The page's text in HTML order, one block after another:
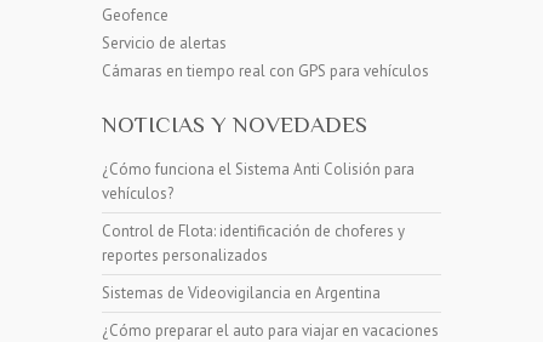
Geofence
Servicio de alertas
Cámaras en tiempo real con GPS para vehículos
NOTICIAS Y NOVEDADES
¿Cómo funciona el Sistema Anti Colisión para
vehículos?
Control de Flota: identificación de choferes y
reportes personalizados
Sistemas de Videovigilancia en Argentina
¿Cómo preparar el auto para viajar en vacaciones